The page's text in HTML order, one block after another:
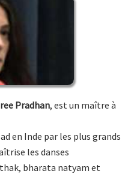
Pradhan, est un maître à
en Inde par les plus grands
les danses
bharata natyam et